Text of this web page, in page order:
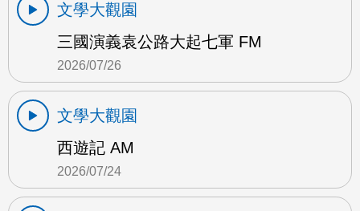
文學大觀園
三國演義袁公路大起七軍 FM
2026/07/26
文學大觀園
西遊記 AM
2026/07/24